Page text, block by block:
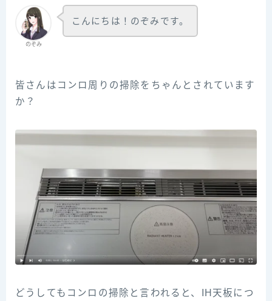
のぞみ
こんにちは！のぞみです。
皆さんはコンロ周りの掃除をちゃんとされています
か？
どうしてもコンロの掃除と言われると、IH天板につ